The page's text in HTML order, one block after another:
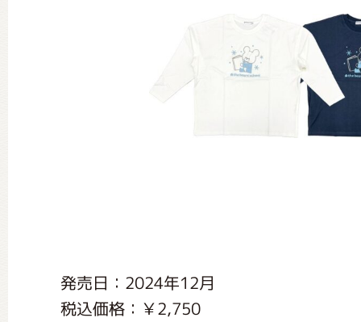
発売日：2024年12月
税込価格：￥2,750
ミュージカル・コンサート
おたのしみコンテンツ(クイズ・
くまのがっこう しょくいんしつ